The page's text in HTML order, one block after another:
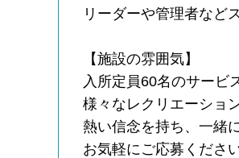
リーダーや管理者など
【施設の雰囲気】
入所定員60名のサービ
様々なレクリエーショ
熱い信念を持ち、一緒
お気軽にご応募くださ